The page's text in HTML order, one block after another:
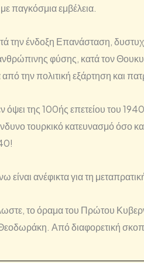
παγκόσμια εμβέλεια.
την ένδοξη Επανάσταση,
φύσης, κατά τον
από την πολιτική εξάρτηση και
όψει της 100ής επετείου του
τουρκικό κατευνασμό όσο
ανέφικτα για τη
το όραμα του Πρώτου
Από διαφορετική